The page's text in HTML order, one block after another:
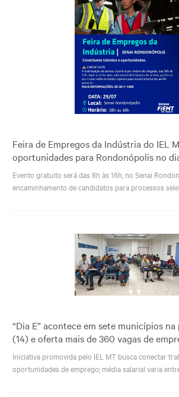
Feira de Empregos da Indústria do IEL
oportunidades para Rondonópolis no
Evento gratuito será das 8h às 16h, no Senai
encaminhamento de candidatos para processos
“Dia E” acontece em sete municípios
(14) e oferta mais de 360 vagas de
Iniciativa promovida pelo IEL MT busca conectar
oportunidades de emprego; média salarial varia